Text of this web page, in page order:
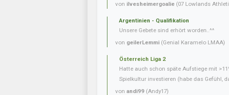
von ilvesheimergoalie (07 Lowlands
Argentinien - Qualifikation
Unsere Gebete sind erhört worden..^^
von geilerLemmi (Genial Karamelo LMAA)
Österreich Liga 2
Hatte auch schon späte Aufstiege mit
Spielkultur investieren (habe das Gefühl,
von andi99 (Andy17)